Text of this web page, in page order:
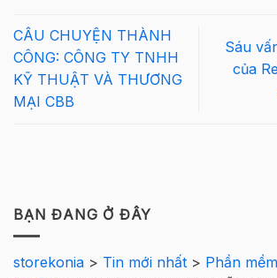
CÂU CHUYỆN THÀNH
CÔNG: CÔNG TY TNHH
KỸ THUẬT VÀ THƯƠNG
MẠI CBB
Sáu
của
BẠN ĐANG Ở ĐÂY
storekonia > Tin mới nhất > Phần mềm